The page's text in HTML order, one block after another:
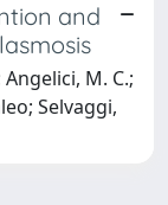
and
M. C.;
Selvaggi,